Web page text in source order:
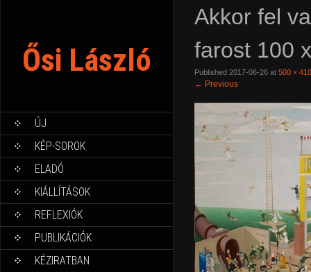
Ősi László
ÚJ
KÉP-SOROK
ELADÓ
KIÁLLÍTÁSOK
REFLEXIÓK
PUBLIKÁCIÓK
KÉZIRATBAN
Akkor fel
farost 100
Published 2017-06-26 at 500 × 410
← Previous